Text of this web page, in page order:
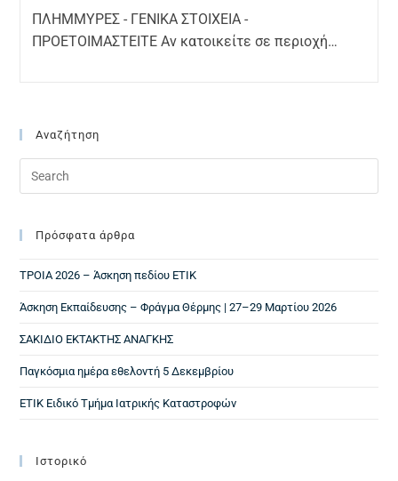
ΠΛΗΜΜΥΡΕΣ - ΓΕΝΙΚΑ ΣΤΟΙΧΕΙΑ -
ΠPOETOIMAΣTEITE Αν κατοικείτε σε περιοχή…
Αναζήτηση
Πρόσφατα άρθρα
ΤΡΟΙΑ 2026 – Άσκηση πεδίου ΕΤΙΚ
Άσκηση Εκπαίδευσης – Φράγμα Θέρμης | 27–29 Μαρτίου 2026
ΣΑΚΙΔΙΟ ΕΚΤΑΚΤΗΣ ΑΝΑΓΚΗΣ
Παγκόσμια ημέρα εθελοντή 5 Δεκεμβρίου
ΕΤΙΚ Ειδικό Τμήμα Ιατρικής Καταστροφών
Ιστορικό